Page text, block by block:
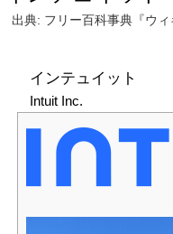
出典: フリー百科事典『ウ
インテュイット
Intuit Inc.